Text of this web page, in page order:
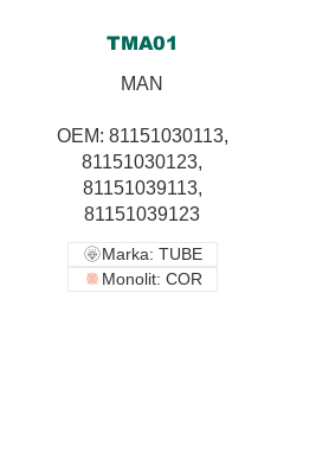
TMA01
MAN
OEM: 81151030113,
81151030123,
81151039113,
81151039123
Marka: TUBE
Monolit: COR